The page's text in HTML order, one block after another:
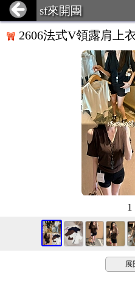
sf來開團
2606法式V領露肩上
1
展